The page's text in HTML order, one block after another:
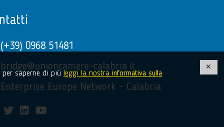
(+39) 0968 51481
bridge@unioncamere-calabria.it
Enterprise Europe Network - Calabria
twitter linkedin
per saperne di più leggi la nostra informativa sulla